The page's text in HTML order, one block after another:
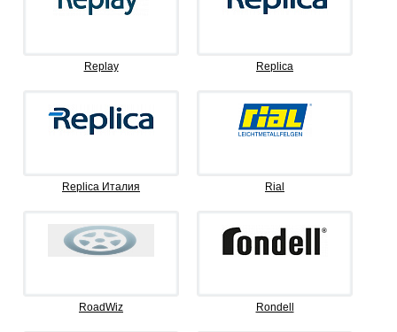
Replay Replica
Replica Италия Rial
RoadWiz Rondell